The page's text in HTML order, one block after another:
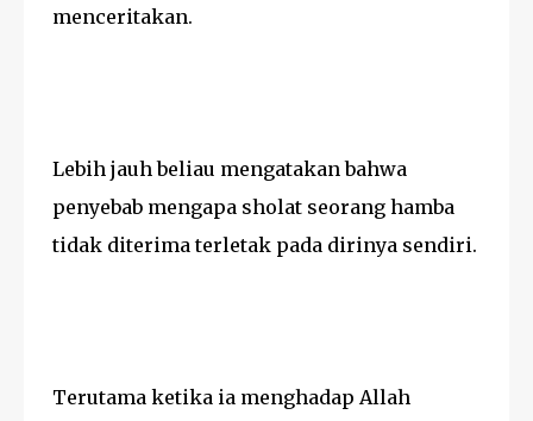
menceritakan.
Lebih jauh beliau mengatakan bahwa
penyebab mengapa sholat seorang hamba
tidak diterima terletak pada dirinya sendiri.
Terutama ketika ia menghadap Allah